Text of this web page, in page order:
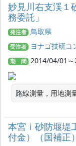
妙見川右支渓１
務委託」
発注者 鳥取県
受注者 ヨナゴ技研コ
期 間 2014/04/01
路線測量，用地測
本宮ｉ砂防堰堤
付金）（国補正